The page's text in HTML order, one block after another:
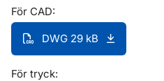
För CAD:
DWG 29 kB
För tryck: